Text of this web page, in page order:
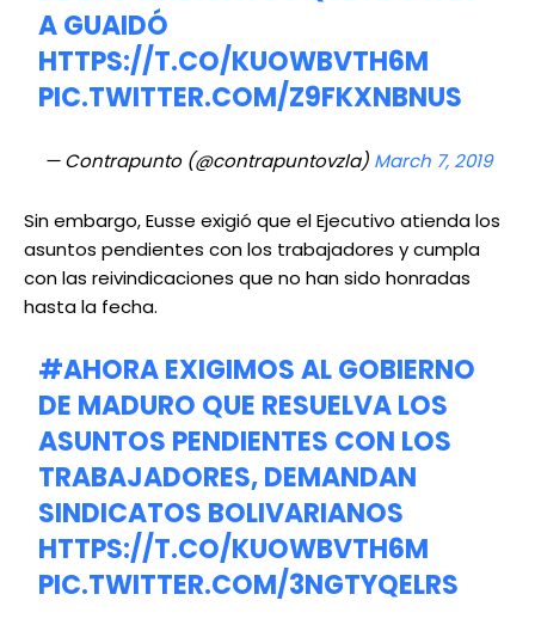
A GUAIDÓ
HTTPS://T.CO/KUOWBVTH6M
PIC.TWITTER.COM/Z9FKXNBNUS
— Contrapunto (@contrapuntovzla) March 7, 2019
Sin embargo, Eusse exigió que el Ejecutivo atienda los
asuntos pendientes con los trabajadores y cumpla
con las reivindicaciones que no han sido honradas
hasta la fecha.
#AHORAEXIGIMOS AL GOBIERNO
DE MADURO QUE RESUELVA LOS
ASUNTOS PENDIENTES CON LOS
TRABAJADORES, DEMANDAN
SINDICATOS BOLIVARIANOS
HTTPS://T.CO/KUOWBVTH6M
PIC.TWITTER.COM/3NGTYQELRS